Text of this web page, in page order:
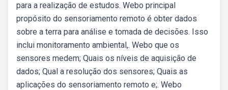
para a realização de estudos. Webo principal
propósito do sensoriamento remoto é obter dados
sobre a terra para análise e tomada de decisões. Isso
inclui monitoramento ambiental,. Webo que os
sensores medem; Quais os níveis de aquisição de
dados; Qual a resolução dos sensores; Quais as
aplicações do sensoriamento remoto e;. Webo